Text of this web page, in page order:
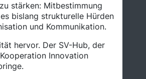
stärken: Mitbestimmung
bislang strukturelle Hürden
und Kommunikation.
hervor. Der SV-Hub, der
Innovation